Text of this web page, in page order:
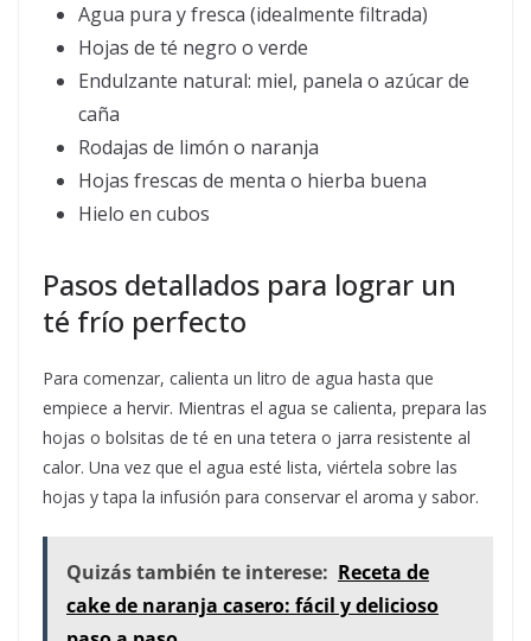
Agua pura y fresca (idealmente filtrada)
Hojas de té negro o verde
Endulzante natural: miel, panela o azúcar de
caña
Rodajas de limón o naranja
Hojas frescas de menta o hierba buena
Hielo en cubos
Pasos detallados para lograr un
té frío perfecto
Para comenzar, calienta un litro de agua hasta que
empiece a hervir. Mientras el agua se calienta, prepara las
hojas o bolsitas de té en una tetera o jarra resistente al
calor. Una vez que el agua esté lista, viértela sobre las
hojas y tapa la infusión para conservar el aroma y sabor.
Quizás también te interese: Receta de
cake de naranja casero: fácil y delicioso